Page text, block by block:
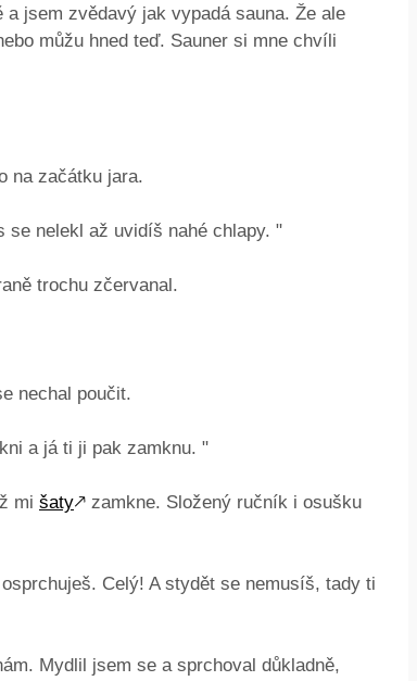
jsem zvědavý jak vypadá sauna. Že ale
můžu hned teď. Sauner si mne chvíli
na začátku jara.
se nelekl až uvidíš nahé chlapy. "
trochu zčervanal.
nechal poučit.
a já ti ji pak zamknu. "
mi šaty🡕 zamkne. Složený ručník i osušku
Celý! A stydět se nemusíš, tady ti
Mydlil jsem se a sprchoval důkladně,